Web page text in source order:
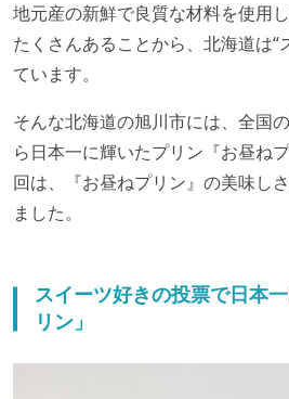
地元産の新鮮で良質な材料を使用
たくさんあることから、北海道は“
ています。
そんな北海道の旭川市には、全国
ら日本一に輝いたプリン『お昼ね
回は、『お昼ねプリン』の美味し
ました。
スイーツ好きの投票で日本
リン」